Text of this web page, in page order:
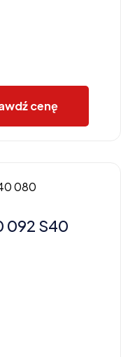
cenę
092 S40